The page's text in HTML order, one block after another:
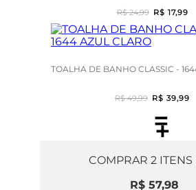
+
R$ 24,99 R$ 17,99
TOALHA DE BANHO CLASSIC -
R$ 49,99 R$ 39,99
=
COMPRAR 2ITENS
R$ 57,98